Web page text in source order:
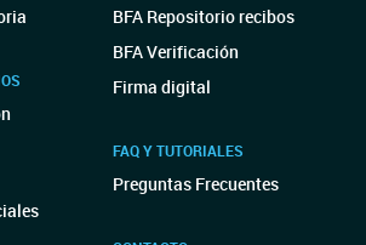
BFA Repositorio recibos
BFA Verificación
Firma digital
FAQ Y TUTORIALES
Preguntas Frecuentes